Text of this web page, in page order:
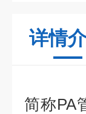
详情
简称PA